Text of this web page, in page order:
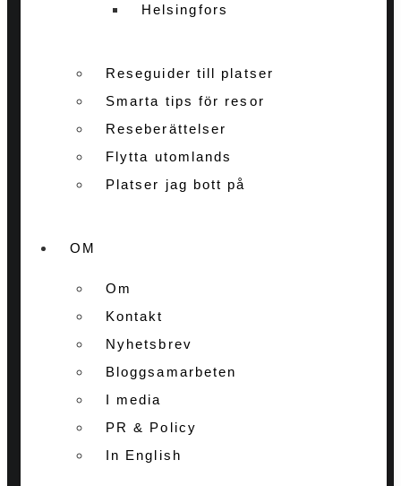
Helsingfors
Reseguider till platser
Smarta tips för resor
Reseberättelser
Flytta utomlands
Platser jag bott på
OM
Om
Kontakt
Nyhetsbrev
Bloggsamarbeten
I media
PR & Policy
In English